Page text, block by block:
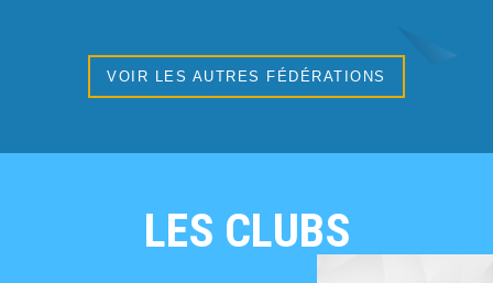
VOIR LES AUTRES FÉDÉRATIONS
LES CLUBS